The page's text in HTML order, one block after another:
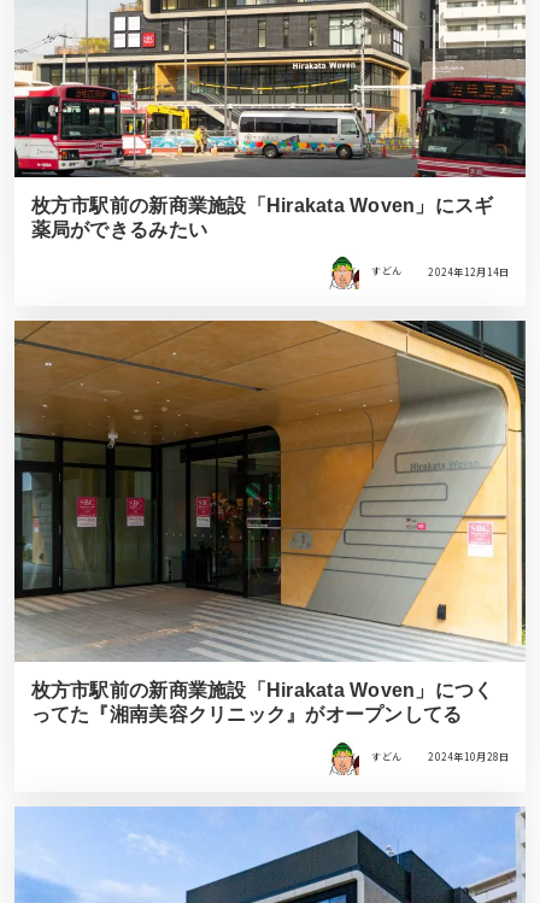
枚方市駅前の新商業施設「Hirakata Woven」にスギ
薬局ができるみたい
すどん 2024年12月14日
枚方市駅前の新商業施設「Hirakata Woven」につく
ってた『湘南美容クリニック』がオープンしてる
すどん 2024年10月28日